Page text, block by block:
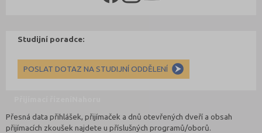
Studijní poradce:
POSLAT DOTAZ NA STUDIJNÍ ODDĚLENÍ
Přesná data přihlášek, přijímaček a dnů otevřených dveří a obsah
přijímacích zkoušek najdete u příslušných programů/oborů.